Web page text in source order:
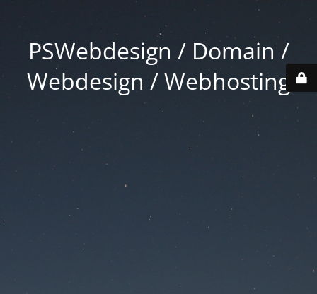
PSWebdesign / Domain /
Webdesign / Webhosting